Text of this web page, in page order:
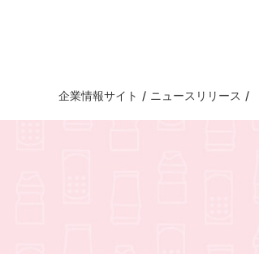
企業情報サイト / ニュースリリース /